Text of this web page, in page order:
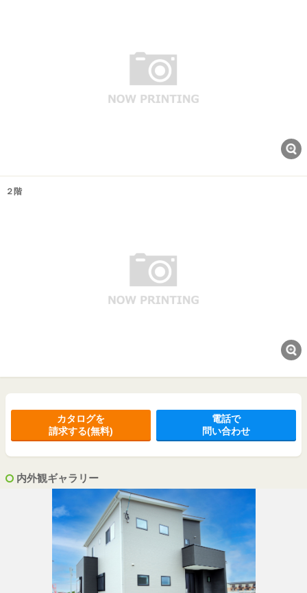
２階
カタログを
請求する(無料)
電話で
問い合わせ
内外観ギャラリー